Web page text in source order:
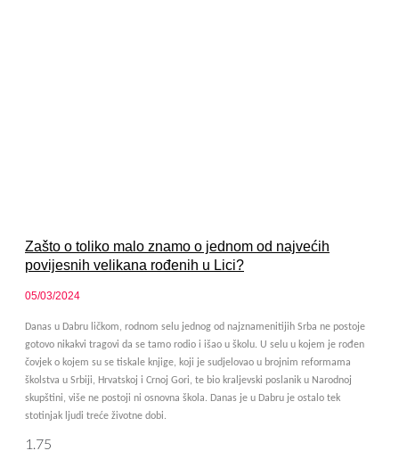
Zašto o toliko malo znamo o jednom od najvećih
povijesnih velikana rođenih u Lici?
05/03/2024
Danas u Dabru ličkom, rodnom selu jednog od najznamenitijih Srba ne postoje
gotovo nikakvi tragovi da se tamo rodio i išao u školu. U selu u kojem je rođen
čovjek o kojem su se tiskale knjige, koji je sudjelovao u brojnim reformama
školstva u Srbiji, Hrvatskoj i Crnoj Gori, te bio kraljevski poslanik u Narodnoj
skupštini, više ne postoji ni osnovna škola. Danas je u Dabru je ostalo tek
stotinjak ljudi treće životne dobi.